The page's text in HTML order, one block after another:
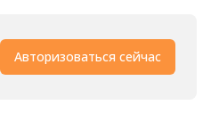
Авторизоваться сейчас